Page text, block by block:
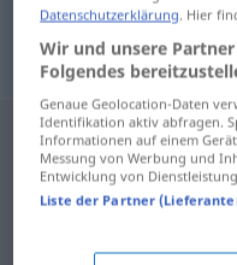
Datenschutzerklärung . Hier
Wir und unsere
Folgendes
Genaue Geolocation-Daten
Identifikation aktiv abfragen.
Informationen auf einem
Messung von Werbung und
Entwicklung von
Liste der Partner